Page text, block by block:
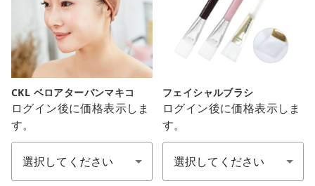
CKL ベロアターバンマキコ
ログイン後に価格表示しま
す。
ガウン＆タオル(布類顏色)
フェイシャルブラシ
ログイン後に価格表示しま
す。
エステ備品(顏色)